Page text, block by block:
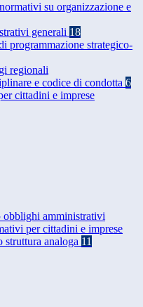
su organizzazione e
generali 18
programmazione strategico-
regionali
e codice di condotta 6
cittadini e imprese
obblighi amministrativi
per cittadini e imprese
analoga 11